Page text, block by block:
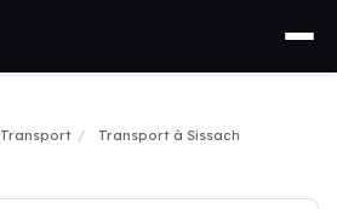
Transport
Transport à Sissach